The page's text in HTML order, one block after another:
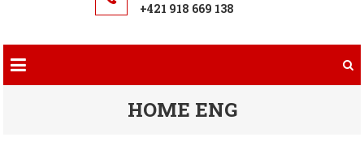
+421 918 669 138
HOME ENG